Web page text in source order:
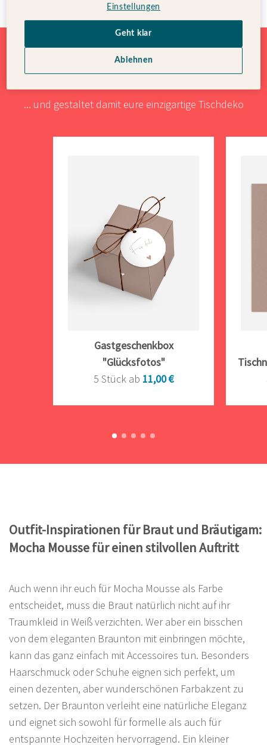
Entdeckt hier zauberhafte Extras für euren
großen Tag ...
... und gestaltet damit eure einzigartige Tischdeko
Gastgeschenkbox
"Glücksfotos"
5 Stück ab 11,00 €
Outfit-Inspirationen für Braut und Bräutigam:
Mocha Mousse für einen stilvollen Auftritt
Auch wenn ihr euch für Mocha Mousse als Farbe
entscheidet, muss die Braut natürlich nicht auf ihr
Traumkleid in Weiß verzichten. Wer aber ein bisschen
von dem eleganten Braunton mit einbringen möchte,
kann das ganz einfach mit Accessoires tun. Besonders
Haarschmuck oder Schuhe eignen sich perfekt, um
einen dezenten, aber wunderschönen Farbakzent zu
setzen. Der Braunton verleiht eine natürliche Eleganz
und eignet sich sowohl für formelle als auch für
entspannte Hochzeiten hervorragend. Ein kleiner
Einstellungen
Ablehnen
Geht klar